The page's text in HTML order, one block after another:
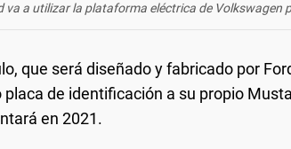
va a utilizar la plataforma eléctrica de Volkswagen
que será diseñado y fabricado por
placa de identificación a su propio
en 2021.